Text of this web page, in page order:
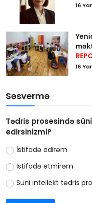
16
16
Səsvermə
Tədris prosesində
edirsinizmi?
İstifadə edirəm
İstifadə etmirəm
Süni intellekt tədris